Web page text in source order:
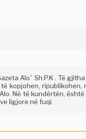
Alo” Sh.P.K . Të
kopjohen,
Në të kundërtën,
ligjore në fuqi.